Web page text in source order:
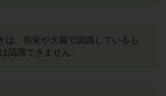
は、視覚や大脳で認識しているも
認識できません。